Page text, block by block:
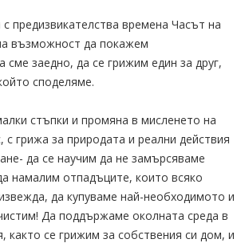
предизвикателства времена Часът на
възможност да покажем
сме заедно, да се грижим един за друг,
споделяме.
стъпки и промяна в мисленето на
с грижа за природата и реални действия
да се научим да не замърсяваме
намалим отпадъците, които всяко
да купуваме най-необходимото и
Да поддържаме околната среда в
както се грижим за собствения си дом, и